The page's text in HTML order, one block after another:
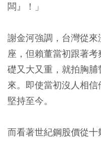
闆』！」
謝金河強調，台灣從
座，但賴董當初跟著
礎又大又重，就拍胸
來。即使當初沒人相
堅持至今。
而看著世紀鋼股價從